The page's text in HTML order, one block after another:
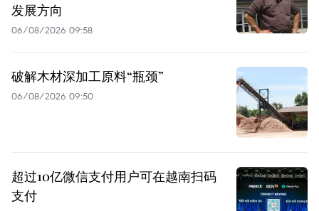
发展方向
06/08/2026 09:58
破解木材深加工原料“瓶颈”
06/08/2026 09:50
超过10亿微信支付用户可在越南扫码
支付